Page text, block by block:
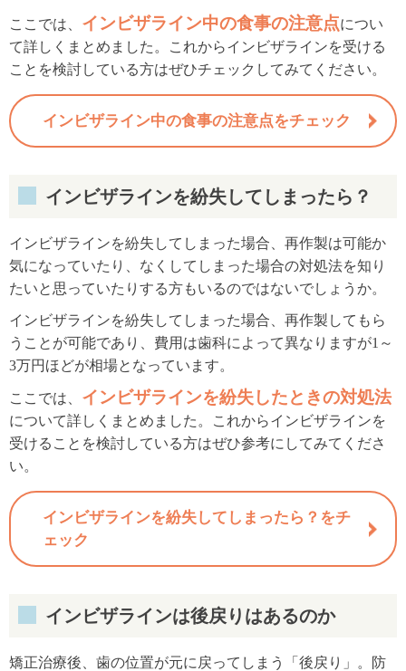
ここでは、 インビザライン中の食事の注意点につい
て詳しくまとめました。これからインビザラインを受ける
ことを検討している方はぜひチェックしてみてください。
インビザライン中の食事の注意点をチェック
インビザラインを紛失してしまったら？
インビザラインを紛失してしまった場合、再作製は可能か
気になっていたり、なくしてしまった場合の対処法を知り
たいと思っていたりする方もいるのではないでしょうか。
インビザラインを紛失してしまった場合、再作製してもら
うことが可能であり、費用は歯科によって異なりますが1～
3万円ほどが相場となっています。
ここでは、 インビザラインを紛失したときの対処法
について詳しくまとめました。これからインビザラインを
受けることを検討している方はぜひ参考にしてみてくださ
い。
インビザラインを紛失してしまったら？をチ
ェック
インビザラインは後戻りはあるのか
矯正治療後、歯の位置が元に戻ってしまう「後戻り」。防